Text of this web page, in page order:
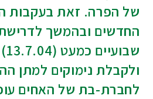
של הפרה. זאת בעקבות
החדשים ובהמשך
ולקבלת נימוקים למתן
לחברת-בת של האחים